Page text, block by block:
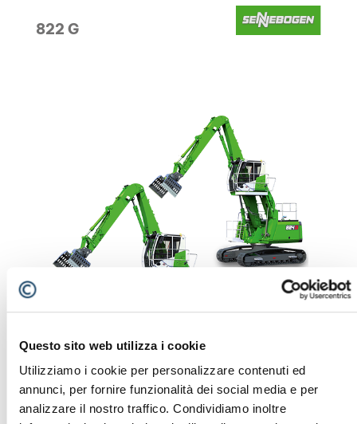
Questo sito web utilizza i cookie
Utilizziamo i cookie per personalizzare contenuti ed
annunci, per fornire funzionalità dei social media e per
analizzare il nostro traffico. Condividiamo inoltre
822 G
824 G